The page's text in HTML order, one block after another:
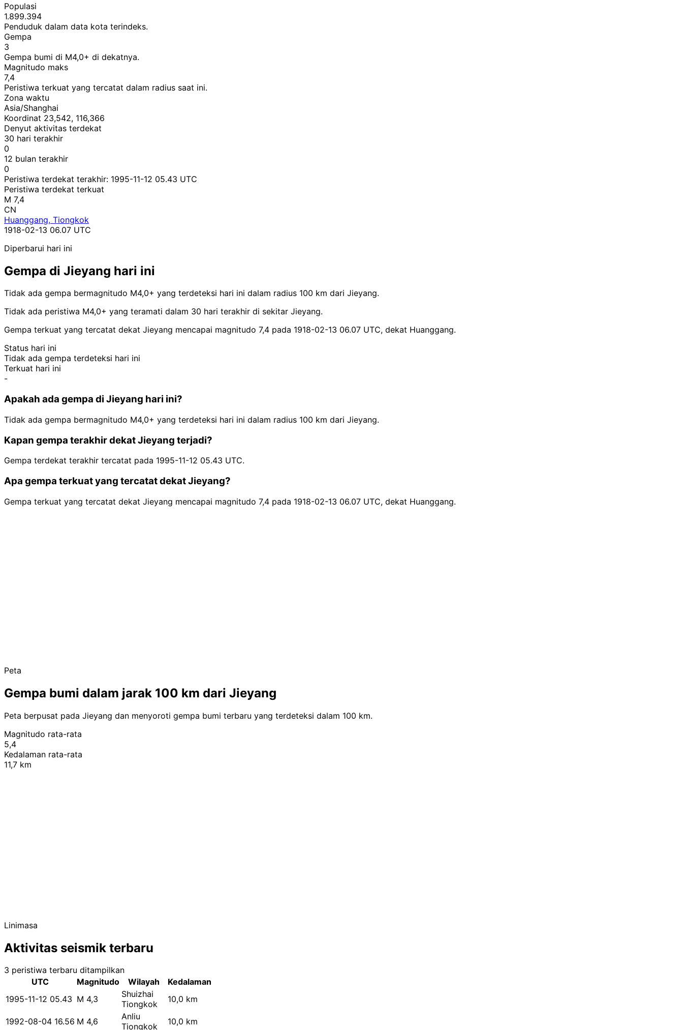
Populasi
1.899.394
Penduduk dalam data kota terindeks.
Gempa
3
Gempa bumi di M4,0+ di dekatnya.
Magnitudo maks
7,4
Peristiwa terkuat yang tercatat dalam radius saat ini.
Zona waktu
Asia/Shanghai
Koordinat 23,542, 116,366
Denyut aktivitas terdekat
30 hari terakhir
0
12 bulan terakhir
0
Peristiwa terdekat terakhir: 1995-11-12 05.43 UTC
Peristiwa terdekat terkuat
M 7,4
CN
Huanggang, Tiongkok
1918-02-13 06.07 UTC
Diperbarui hari ini
Gempa di Jieyang hari ini
Tidak ada gempa bermagnitudo M4,0+ yang terdeteksi hari ini dalam radius 100 km dari Jieyang.
Tidak ada peristiwa M4,0+ yang teramati dalam 30 hari terakhir di sekitar Jieyang.
Gempa terkuat yang tercatat dekat Jieyang mencapai magnitudo 7,4 pada 1918-02-13 06.07 UTC, dekat Huanggang.
Status hari ini
Tidak ada gempa terdeteksi hari ini
Terkuat hari ini
-
Apakah ada gempa di Jieyang hari ini?
Tidak ada gempa bermagnitudo M4,0+ yang terdeteksi hari ini dalam radius 100 km dari Jieyang.
Kapan gempa terakhir dekat Jieyang terjadi?
Gempa terdekat terakhir tercatat pada 1995-11-12 05.43 UTC.
Apa gempa terkuat yang tercatat dekat Jieyang?
Gempa terkuat yang tercatat dekat Jieyang mencapai magnitudo 7,4 pada 1918-02-13 06.07 UTC, dekat Huanggang.
Peta
Gempa bumi dalam jarak 100 km dari Jieyang
Peta berpusat pada Jieyang dan menyoroti gempa bumi terbaru yang terdeteksi dalam 100 km.
Magnitudo rata-rata
5,4
Kedalaman rata-rata
11,7 km
Linimasa
Aktivitas seismik terbaru
3 peristiwa terbaru ditampilkan
UTC
Magnitudo Wilayah
Kedalaman
1995-11-12 05.43 M 4,3
Shuizhai
Tiongkok
10,0 km
1992-08-04 16.56 M 4,6
Anliu
Tiongkok
10,0 km